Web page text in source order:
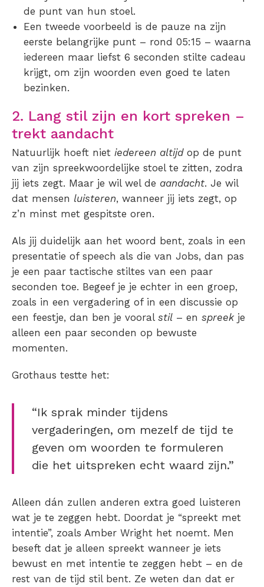
de punt van hun stoel.
Een tweede voorbeeld is de pauze na zijn
eerste belangrijke punt – rond 05:15 – waarna
iedereen maar liefst 6 seconden stilte cadeau
krijgt, om zijn woorden even goed te laten
bezinken.
2. Lang stil zijn en kort spreken –
trekt aandacht
Natuurlijk hoeft niet iedereen altijd op de punt
van zijn spreekwoordelijke stoel te zitten, zodra
jij iets zegt. Maar je wil wel de aandacht. Je wil
dat mensen luisteren, wanneer jij iets zegt, op
z’n minst met gespitste oren.
Als jij duidelijk aan het woord bent, zoals in een
presentatie of speech als die van Jobs, dan pas
je een paar tactische stiltes van een paar
seconden toe. Begeef je je echter in een groep,
zoals in een vergadering of in een discussie op
een feestje, dan ben je vooral stil – en spreek je
alleen een paar seconden op bewuste
momenten.
Grothaus testte het:
“Ik sprak minder tijdens
vergaderingen, om mezelf de tijd te
geven om woorden te formuleren
die het uitspreken echt waard zijn.”
Alleen dán zullen anderen extra goed luisteren
wat je te zeggen hebt. Doordat je “spreekt met
intentie”, zoals Amber Wright het noemt. Men
beseft dat je alleen spreekt wanneer je iets
bewust en met intentie te zeggen hebt – en de
rest van de tijd stil bent. Ze weten dan dat er